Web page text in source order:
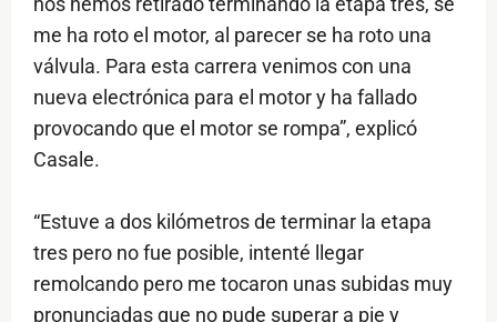
me ha roto el motor, al parecer se ha roto una
válvula. Para esta carrera venimos con una
nueva electrónica para el motor y ha fallado
provocando que el motor se rompa”, explicó
Casale.
“Estuve a dos kilómetros de terminar la etapa
tres pero no fue posible, intenté llegar
remolcando pero me tocaron unas subidas muy
pronunciadas que no pude superar a pie y